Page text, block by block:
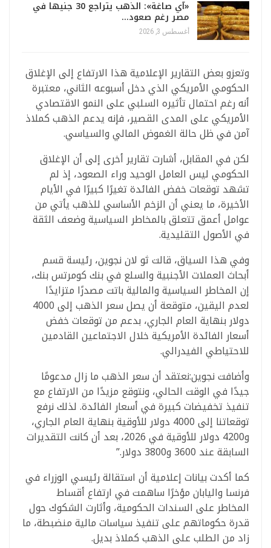
«آي صاغة»: الذهب يتراجع 30 جنيها في
مصر رغم صعود…
أغسطس 3, 2026
وتعزو بعض التقارير الإعلامية هذا الارتفاع إلى الإغلاق
الحكومي الأمريكي الذي دخل أسبوعه الثاني، معتبرة
أنه رغم احتمال تأثيره السلبي على النمو الاقتصادي
الأمريكي على المدى القصير، فإنه يدعم الذهب كملاذ
آمن في ظل حالة الغموض المالي والسياسي.
لكن في المقابل، أشارت تقارير أخرى إلى أن الإغلاق
الحكومي ليس العامل الوحيد وراء الصعود، إذ لم
تشهد توقعات خفض الفائدة تغيرًا كبيرًا في الأيام
الأخيرة، ما يعني أن الزخم الأساسي للذهب يأتي من
عوامل أعمق تتعلق بالمخاطر السياسية وضعف الثقة
في الأصول التقليدية.
وفي هذا السياق، قالت ثو لان نجوين، رئيسة قسم
أبحاث العملات الأجنبية والسلع في بنك كومرتس بنك،
إن المخاطر السياسية والمالية باتت مصدرًا متزايدًا
لعدم اليقين، متوقعة أن يصل سعر الذهب إلى 4000
دولار بنهاية العام الجاري، بدعم من توقعات خفض
أسعار الفائدة الأمريكية خلال الاجتماعين القادمين
للاحتياطي الفيدرالي.
وأضافت نجوين:نعتقد أن سعر الذهب ما زال مدعومًا
جيدًا في الوقت الحالي، ونتوقع مزيدًا من الارتفاع مع
تنفيذ تخفيضات كبيرة في أسعار الفائدة. لذلك نرفع
توقعاتنا إلى 4000 دولار للأوقية بنهاية العام الجاري،
و4200 دولار للأوقية في 2026، بعد أن كانت التقديرات
السابقة عند 3600 و3800 دولار.”
كما أكدت بيانات إعلامية أن استقالة رئيسي الوزراء في
فرنسا واليابان مؤخرًا ساهمت في ارتفاع أقساط
المخاطر على السندات الحكومية، وأثارت الشكوك حول
قدرة حكوماتهم على تنفيذ سياسات مالية منضبطة، ما
زاد من الطلب على الذهب كملاذ بديل.